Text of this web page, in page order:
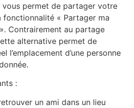
vous permet de partager votre
fonctionnalité « Partager ma
Contrairement au partage
alternative permet de
l’emplacement d’une personne
:
un ami dans un lieu